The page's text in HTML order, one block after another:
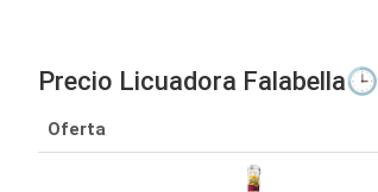
Precio Licuadora Falabella🕒
Oferta